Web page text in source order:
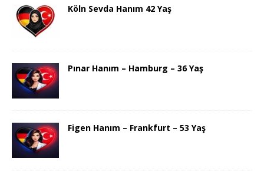
Köln Sevda Hanım 42 Yaş
Pınar Hanım – Hamburg – 36 Yaş
Figen Hanım – Frankfurt – 53 Yaş